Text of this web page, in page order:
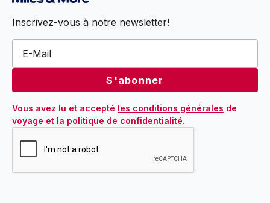
Inscrivez-vous à notre newsletter!
Vous avez lu et accepté les conditions générales de
voyage et la politique de confidentialité.